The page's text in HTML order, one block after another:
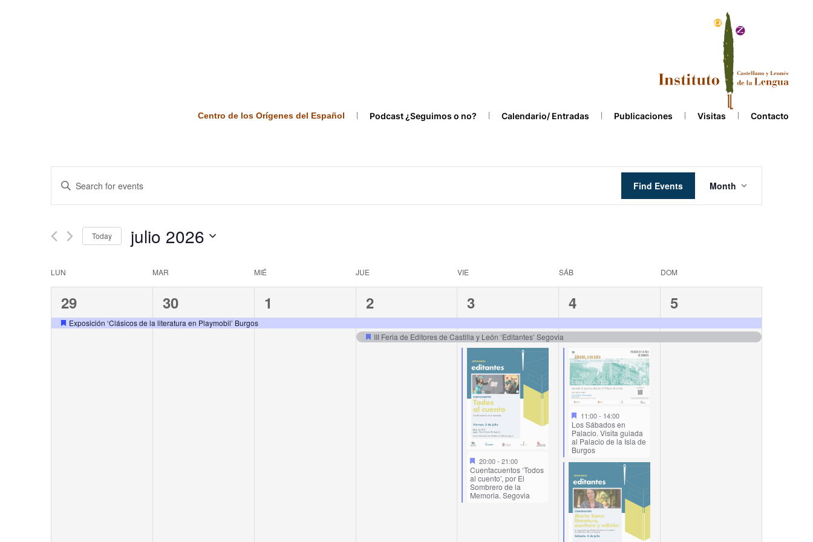
Centro de los Orígenes del Español Podcast ¿Seguimos o no? Calendario/ Entradas Publicaciones Visitas Contacto
Events
Search
and
Views
Navigation
Enter
Keyword.
Search
Events
Keyword.
Find Events
Views
Navigation
Month
Today julio 2026
date.
Calendar
of
Events
LUN MAR MIÉ JUE VIE SÁB DOM
1
event,
29
Exposición ‘Clásicos de la literatura en Playmobil’ Burgos
1
event,
30
1
event,
1
2
events,
2
III Feria de Editores de Castilla y León ‘Editantes’ Segovia
3
events,
3
20:00-21:00
Cuentacuentos ‘Todos
al cuento’, por El
Sombrero de la
Memoria. Segovia
5
events,
4
11:00- 14:00
Los Sábados en
Palacio. Visita guiada
al Palacio de la Isla de
Burgos
2
events,
5